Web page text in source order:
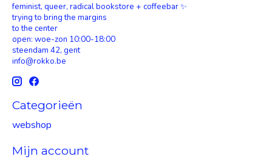
feminist, queer, radical bookstore + coffeebar ✨
trying to bring the margins
to the center
open: woe-zon 10:00-18:00
steendam 42, gent
info@rokko.be
Categorieën
webshop
Mijn account